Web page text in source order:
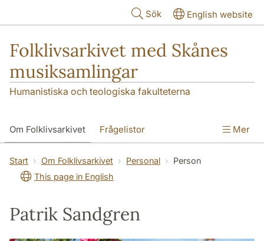
Sök English website
Folklivsarkivet med Skånes
musiksamlingar
Humanistiska och teologiska fakulteterna
Om Folklivsarkivet Frågelistor
Sök i samlingarna Skånes musiksamlingar
Kontakt
Mer
Start Om Folklivsarkivet Personal
Person
This page in English
Patrik Sandgren